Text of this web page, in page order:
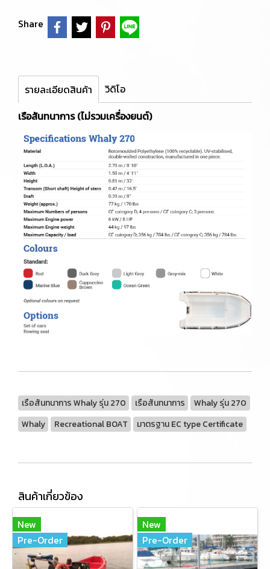
Share
รายละเอียดสินค้า
วิดิโอ
เรือสันทนาการ (ไม่รวมเครื่องยนต์)
เรือสันทนาการ Whaly รุ่น 270 เรือสันทนาการ
Whaly รุ่น 270
Whaly
Recreational BOAT มาตรฐาน EC type Certificate
สินค้าเกี่ยวข้อง
New
Pre-Order
New
Pre-Order